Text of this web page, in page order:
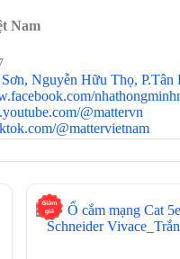
Nam
Nguyễn Hữu Thọ,
@mattervn
@mattervietnam